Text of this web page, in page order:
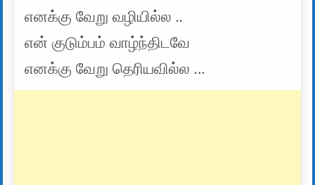
எனக்கு வேறு வழியில்ல ..
என் குடும்பம் வாழ்ந்திடவே
எனக்கு வேறு தெரியவில்ல …